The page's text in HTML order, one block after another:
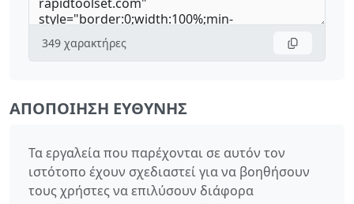
349 χαρακτήρες
ΑΠΟΠΟΊΗΣΗ ΕΥΘΎΝΗΣ
Τα εργαλεία που παρέχονται σε αυτόν τον
ιστότοπο έχουν σχεδιαστεί για να βοηθήσουν
τους χρήστες να επιλύσουν διάφορα